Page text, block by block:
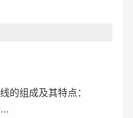
的组成及其特点：